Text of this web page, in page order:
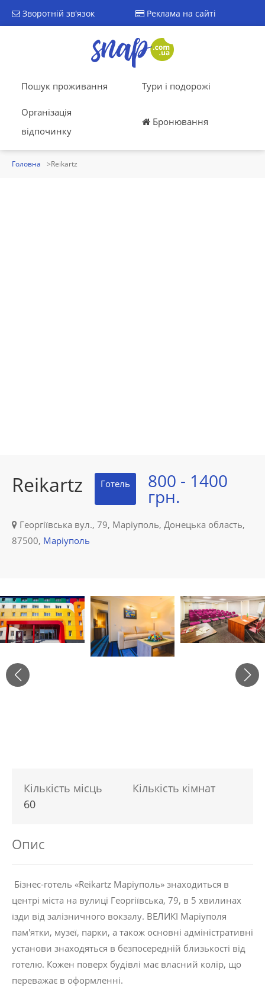
Зворотній зв'язок Реклама на сайті
Пошук проживання Тури і подорожі
Організація
відпочинку
Бронювання
Головна Reikartz
Reikartz Готель 800 - 1400
грн.
Георгіївська вул., 79, Маріуполь, Донецька область,
87500, Маріуполь
Кількість місць
60
Кількість кімнат
Опис
Бізнес-готель «Reikartz Маріуполь» знаходиться в
центрі міста на вулиці Георгіївська, 79, в 5 хвилинах
їзди від залізничного вокзалу. ВЕЛИКІ Маріуполя
пам'ятки, музеї, парки, а також основні адміністративні
установи знаходяться в безпосередній близькості від
готелю. Кожен поверх будівлі має власний колір, що
переважає в оформленні.